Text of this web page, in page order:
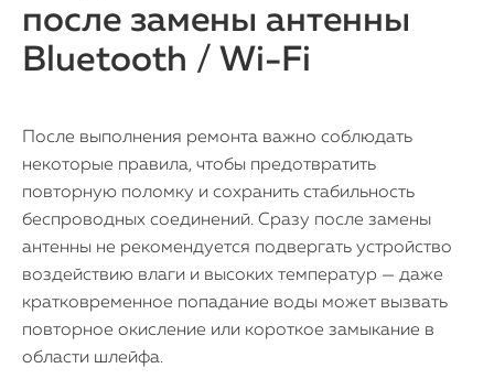
после замены антенны
Bluetooth / Wi-Fi
После выполнения ремонта важно соблюдать
некоторые правила, чтобы предотвратить
повторную поломку и сохранить стабильность
беспроводных соединений. Сразу после замены
антенны не рекомендуется подвергать устройство
воздействию влаги и высоких температур — даже
кратковременное попадание воды может вызвать
повторное окисление или короткое замыкание в
области шлейфа.